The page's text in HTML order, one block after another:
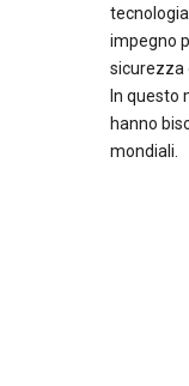
impegno
sicurezza
In questo
hanno
mondiali.